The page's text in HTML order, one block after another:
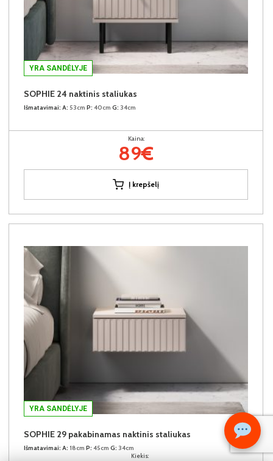
Kiekis:
YRA SANDĖLYJE
SOPHIE 24 naktinis staliukas
Išmatavimai: A: 53cm P: 40cm G: 34cm
Kaina:
89€
Į krepšelį
YRA SANDĖLYJE
SOPHIE 29 pakabinamas naktinis staliukas
Išmatavimai: A: 18cm P: 45cm G: 34cm